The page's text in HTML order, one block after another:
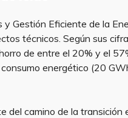
y Gestión Eficiente de la
técnicos. Según sus
de entre el 20% y el
energético (20
del camino de la transición